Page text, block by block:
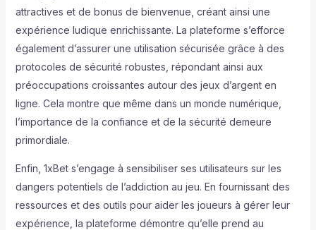
attractives et de bonus de bienvenue, créant ainsi une
expérience ludique enrichissante. La plateforme s’efforce
également d’assurer une utilisation sécurisée grâce à des
protocoles de sécurité robustes, répondant ainsi aux
préoccupations croissantes autour des jeux d’argent en
ligne. Cela montre que même dans un monde numérique,
l’importance de la confiance et de la sécurité demeure
primordiale.
Enfin, 1xBet s’engage à sensibiliser ses utilisateurs sur les
dangers potentiels de l’addiction au jeu. En fournissant des
ressources et des outils pour aider les joueurs à gérer leur
expérience, la plateforme démontre qu’elle prend au